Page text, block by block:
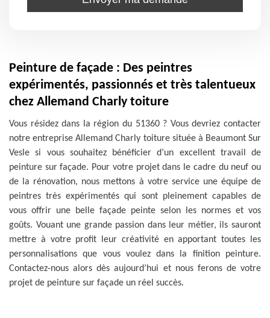
Peinture de façade : Des peintres
expérimentés, passionnés et très talentueux
chez Allemand Charly toiture
Vous résidez dans la région du 51360 ? Vous devriez contacter
notre entreprise Allemand Charly toiture située à Beaumont Sur
Vesle si vous souhaitez bénéficier d’un excellent travail de
peinture sur façade. Pour votre projet dans le cadre du neuf ou
de la rénovation, nous mettons à votre service une équipe de
peintres très expérimentés qui sont pleinement capables de
vous offrir une belle façade peinte selon les normes et vos
goûts. Vouant une grande passion dans leur métier, ils sauront
mettre à votre profit leur créativité en apportant toutes les
personnalisations que vous voulez dans la finition peinture.
Contactez-nous alors dès aujourd’hui et nous ferons de votre
projet de peinture sur façade un réel succès.